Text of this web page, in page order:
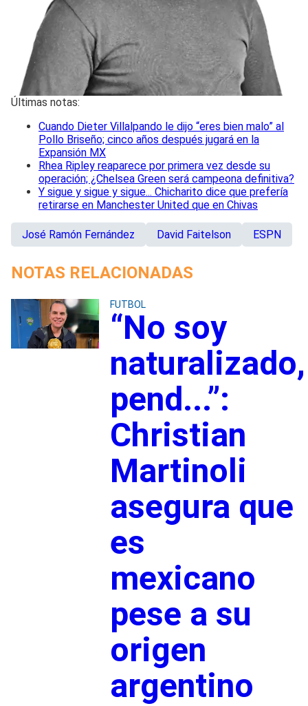
Últimas notas:
Cuando Dieter Villalpando le dijo “eres bien malo” al
Pollo Briseño; cinco años después jugará en la
Expansión MX
Rhea Ripley reaparece por primera vez desde su
operación; ¿Chelsea Green será campeona definitiva?
Y sigue y sigue y sigue... Chicharito dice que prefería
retirarse en Manchester United que en Chivas
José Ramón Fernández David Faitelson ESPN
NOTAS RELACIONADAS
FUTBOL
“No soy
naturalizado,
pend...”:
Christian
Martinoli
asegura que
es
mexicano
pese a su
origen
argentino